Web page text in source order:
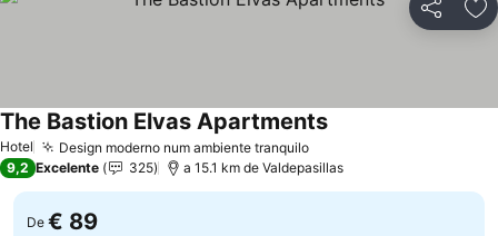
Partilhar
Hotel Design moderno num ambiente tranquiloVer preços
The Bastion Elvas ApartmentsVer preços
9,2 Excelente 325 a 15.1 km de Valdepasillas
De € 89